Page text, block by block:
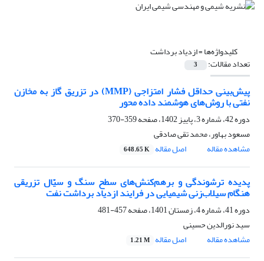
کلیدواژه‌ها =ازدیاد برداشت
تعداد مقالات: 3
پیش‌بینی حداقل فشار امتزاجی (MMP) در تزریق گاز به مخازن
نفتی با روش‌های هوشمند داده محور
دوره 42، شماره 3، پاییز 1402، صفحه
359-370
مسعود بهاور، محمد تقی صادقی
مشاهده مقاله
اصل مقاله 648.65 K
پدیده ترشوندگی و برهم‌کنش‌های سطح سنگ و سیّال تزریقی
هنگام سیلاب‌زنی شیمیایی در فرایند ازدیاد برداشت نفت
دوره 41، شماره 4، زمستان 1401، صفحه
457-481
سید نورالدین حسینی
مشاهده مقاله
اصل مقاله 1.21 M